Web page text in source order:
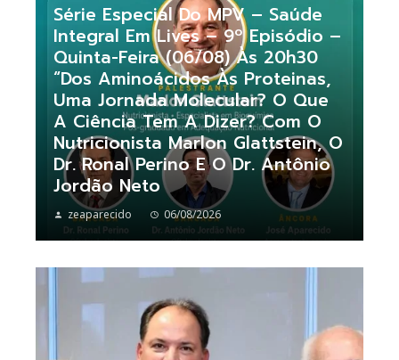
Série Especial Do MPV – Saúde
Integral Em Lives – 9º Episódio –
Quinta-Feira (06/08) Às 20h30
“Dos Aminoácidos Às Proteinas,
Uma Jornada Molecular? O Que
A Ciência Tem A Dizer? Com O
Nutricionista Marlon Glattstein, O
Dr. Ronal Perino E O Dr. Antônio
Jordão Neto
zeaparecido 06/08/2026